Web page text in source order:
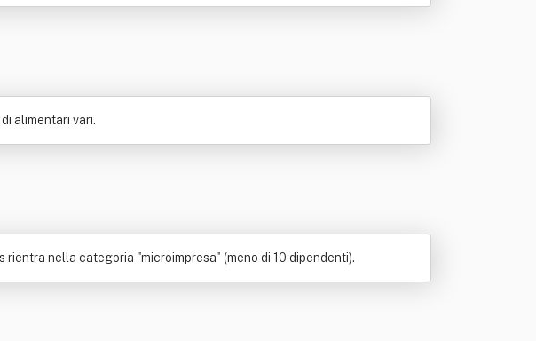
alimentari vari.
nella categoria "microimpresa" (meno di 10 dipendenti).